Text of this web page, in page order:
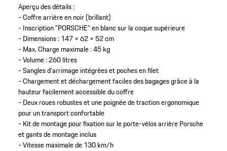
Aperçu des détails :
- Coffre arrière en noir (brillant)
- Inscription "PORSCHE" en blanc sur la coque supérieure
- Dimensions : 147 × 62 × 52 cm
- Max. Charge maximale : 45 kg
- Volume : 260 litres
- Sangles d'arrimage intégrées et poches en filet
- Chargement et déchargement faciles des bagages grâce à la
hauteur facilement accessible du coffre
- Deux roues robustes et une poignée de traction ergonomique
pour un transport confortable
- Kit de montage pour fixation sur le porte-vélos arrière Porsche
et gants de montage inclus
- Vitesse maximale de 130 km/h